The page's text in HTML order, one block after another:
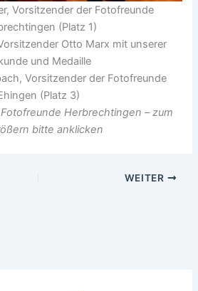
Vorsitzender der Fotofreunde
(Platz 1)
Otto Marx mit unserer
und Medaille
Vorsitzender der Fotofreunde
(Platz 3)
Herbrechtingen – zum
bitte anklicken
WEITER